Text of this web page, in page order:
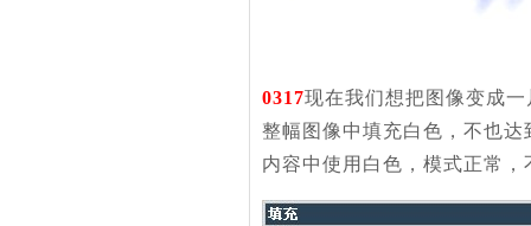
0317现在我们想把图像变成
整幅图像中填充白色，不也
内容中使用白色，模式正常